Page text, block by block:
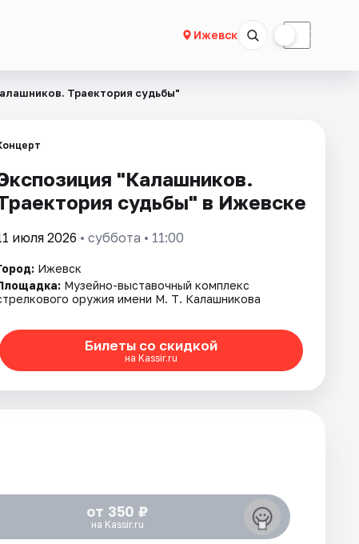
Ижевск ☾
Траектория судьбы"
"Калашников.
судьбы" в Ижевске
июля 2026 • суббота • 11:00
Ижевск
Музейно-выставочный комплекс
оружия имени М. Т. Калашникова
Билеты со скидкой
на Kassir.ru
от 350 ₽
на Kassir.ru